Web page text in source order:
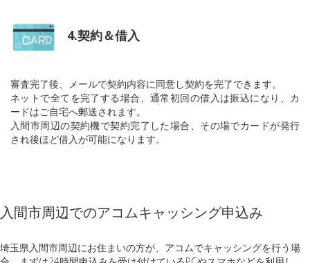
4.契約＆借入
審査完了後、メールで契約内容に同意し契約を完了できます。
ネットで全てを完了する場合、通常初回の借入は振込になり、カ
ードはご自宅へ郵送されます。
入間市周辺の契約機で契約完了した場合、その場でカードが発行
され後ほど借入が可能になります。
入間市周辺でのアコムキャッシング申込み
埼玉県入間市周辺にお住まいの方が、アコムでキャッシングを行う場